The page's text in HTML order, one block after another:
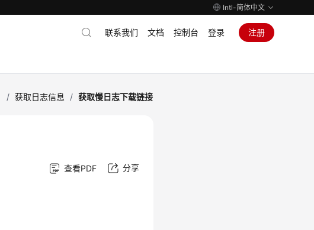
Intl-简体中文
联系我们 文档 控制台 登录 注册
/ 获取日志信息 / 获取慢日志下载链接
查看PDF 分享